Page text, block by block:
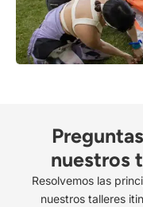
nuestros
Resolvemos las
nuestros talleres